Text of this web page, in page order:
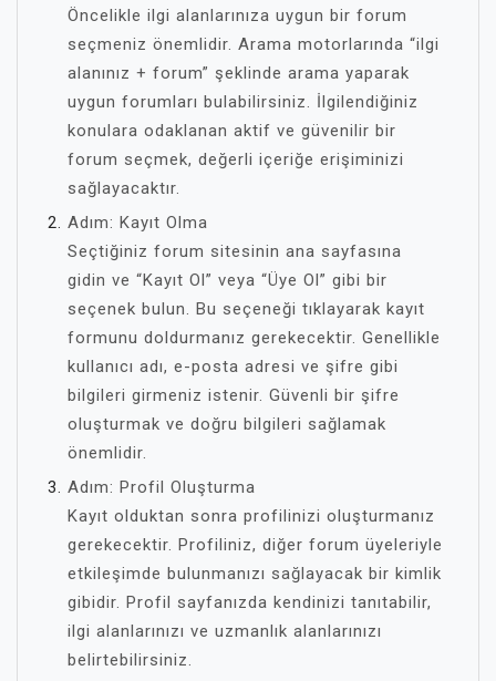
Öncelikle ilgi alanlarınıza uygun bir forum
seçmeniz önemlidir. Arama motorlarında “ilgi
alanınız + forum” şeklinde arama yaparak
uygun forumları bulabilirsiniz. İlgilendiğiniz
konulara odaklanan aktif ve güvenilir bir
forum seçmek, değerli içeriğe erişiminizi
sağlayacaktır.
Adım: Kayıt Olma
Seçtiğiniz forum sitesinin ana sayfasına
gidin ve “Kayıt Ol” veya “Üye Ol” gibi bir
seçenek bulun. Bu seçeneği tıklayarak kayıt
formunu doldurmanız gerekecektir. Genellikle
kullanıcı adı, e-posta adresi ve şifre gibi
bilgileri girmeniz istenir. Güvenli bir şifre
oluşturmak ve doğru bilgileri sağlamak
önemlidir.
Adım: Profil Oluşturma
Kayıt olduktan sonra profilinizi oluşturmanız
gerekecektir. Profiliniz, diğer forum üyeleriyle
etkileşimde bulunmanızı sağlayacak bir kimlik
gibidir. Profil sayfanızda kendinizi tanıtabilir,
ilgi alanlarınızı ve uzmanlık alanlarınızı
belirtebilirsiniz.